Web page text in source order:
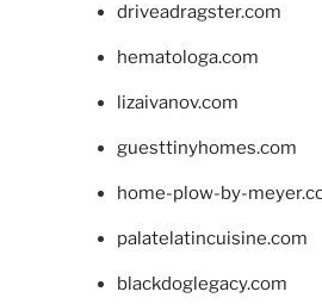
driveadragster.com
hematologa.com
lizaivanov.com
guesttinyhomes.com
home-plow-by-
palatelatincuisine.com
blackdoglegacy.com